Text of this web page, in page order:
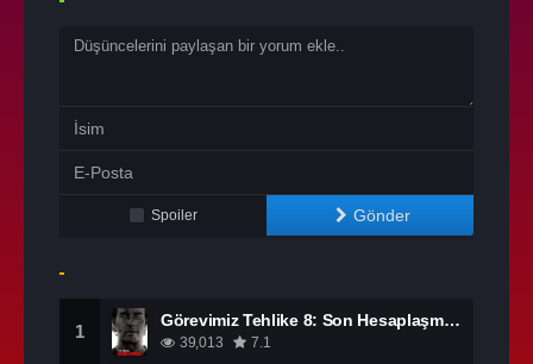
Spoiler Gönder
1
Görevimiz Tehlike 8: Son Hesaplaşma izle
39,013 7.1